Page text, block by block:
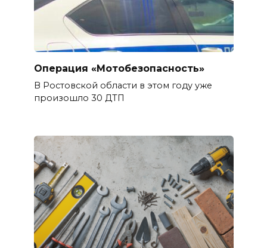
Операция «Мотобезопасность»
В Ростовской области в этом году уже
произошло 30 ДТП